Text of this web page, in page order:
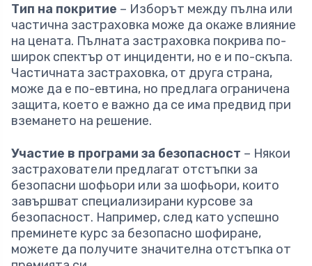
Тип на покритие – Изборът между пълна или
частична застраховка може да окаже влияние
на цената. Пълната застраховка покрива по-
широк спектър от инциденти, но е и по-скъпа.
Частичната застраховка, от друга страна,
може да е по-евтина, но предлага ограничена
защита, което е важно да се има предвид при
вземането на решение.
Участие в програми за безопасност – Някои
застрахователи предлагат отстъпки за
безопасни шофьори или за шофьори, които
завършват специализирани курсове за
безопасност. Например, след като успешно
преминете курс за безопасно шофиране,
можете да получите значителна отстъпка от